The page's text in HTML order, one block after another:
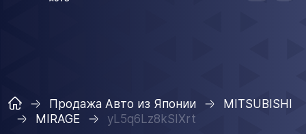
Продажа Авто из Японии
MITSUBISHI
MIRAGE
yL5q6Lz8kSIXrt